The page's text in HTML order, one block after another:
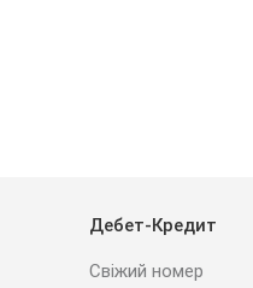
Дебет-Кредит
Свіжий номер